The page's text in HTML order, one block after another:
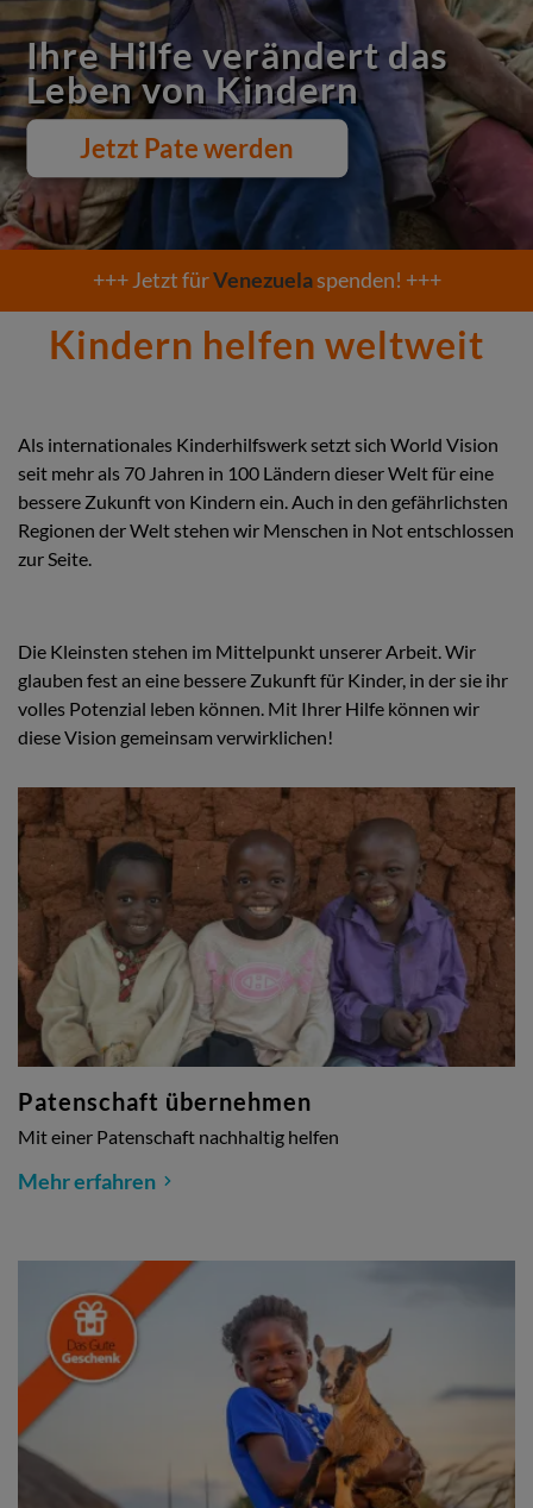
Ihre Hilfe verändert das
Leben von Kindern
Jetzt Pate werden
banner
text
+++ Jetzt fürVenezuelaspenden! +++
Kindern helfen weltweit
Als internationales Kinderhilfswerk setzt sich World Vision
seit mehr als 70 Jahren in 100 Ländern dieser Welt für eine
bessere Zukunft von Kindern ein. Auch in den gefährlichsten
Regionen der Welt stehen wir Menschen in Not entschlossen
zur Seite.
Die Kleinsten stehen im Mittelpunkt unserer Arbeit. Wir
glauben fest an eine bessere Zukunft für Kinder, in der sie ihr
volles Potenzial leben können. Mit Ihrer Hilfe können wir
diese Vision gemeinsam verwirklichen!
Patenschaft übernehmen
Mit einer Patenschaft nachhaltig helfen
Mehr erfahren